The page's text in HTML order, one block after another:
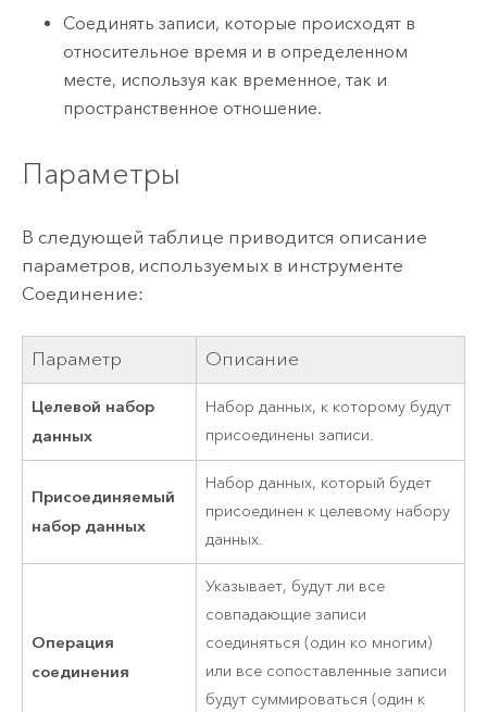
Соединять записи, которые происходят в
относительное время и в определенном
месте, используя как временное, так и
пространственное отношение.
Параметры
В следующей таблице приводится описание
параметров, используемых в инструменте
Соединение:
Параметр Описание
Целевой набор
данных
Набор данных, к которому будут
присоединены записи.
Присоединяемый
набор данных
Набор данных, который будет
присоединен к целевому набору
данных.
Операция
соединения
Указывает, будут ли все
совпадающие записи
соединяться (один ко многим)
или все сопоставленные записи
будут суммироваться (один к